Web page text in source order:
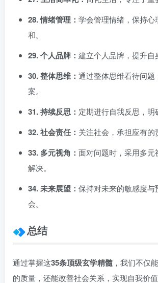
28. 情绪管理： 学会管理情绪，保持心
和。
29. 个人品牌： 建立个人品牌，提升自
30. 整体思维： 通过整体思维看待问题
案。
31. 持续反思： 定期进行自我反思，明
32. 社会责任： 关注社会，承担应有的
33. 多元视角： 面对问题时，采用多元
解决。
34. 未来展望： 保持对未来的敏感度与
会。
总结
通过掌握这35条顶级玄学精髓 ，我们不仅
的质量，还能改善社会关系，实现自我价